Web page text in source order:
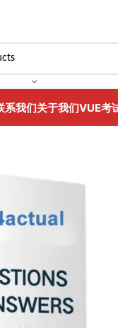
系我们关于我们VUE考